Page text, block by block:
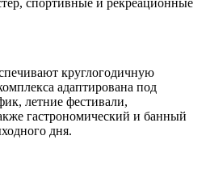
спортивные и рекреационные
круглогодичную
адаптирована под
летние фестивали,
гастрономический и банный
дня.